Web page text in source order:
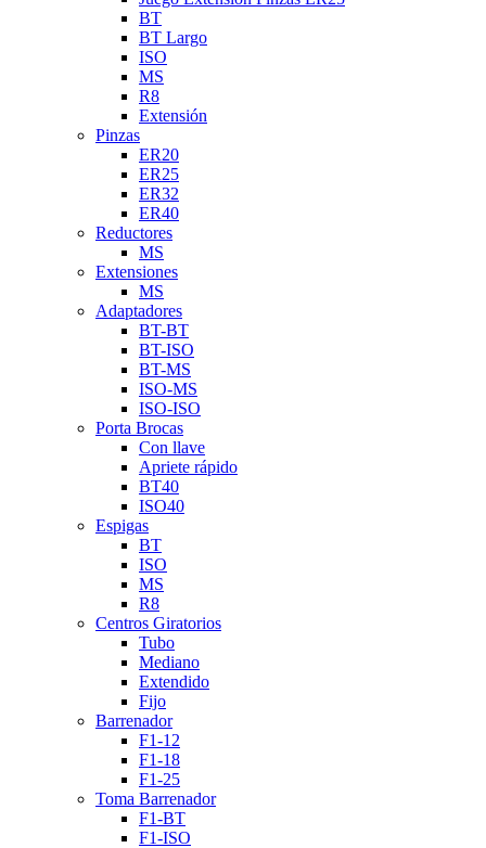
BT
BT Largo
ISO
MS
R8
Extensión
Pinzas
ER20
ER25
ER32
ER40
Reductores
MS
Extensiones
MS
Adaptadores
BT-BT
BT-ISO
BT-MS
ISO-MS
ISO-ISO
Porta Brocas
Con llave
Apriete rápido
BT40
ISO40
Espigas
BT
ISO
MS
R8
Centros Giratorios
Tubo
Mediano
Extendido
Fijo
Barrenador
F1-12
F1-18
F1-25
Toma Barrenador
F1-BT
F1-ISO